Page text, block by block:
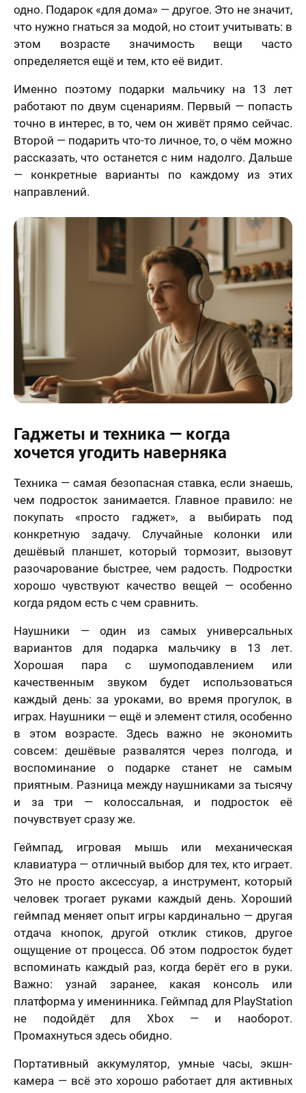
одно. Подарок «для дома» — другое. Это не значит,
что нужно гнаться за модой, но стоит учитывать: в
этом возрасте значимость вещи часто
определяется ещё и тем, кто её видит.
Именно поэтому подарки мальчику на 13 лет
работают по двум сценариям. Первый — попасть
точно в интерес, в то, чем он живёт прямо сейчас.
Второй — подарить что-то личное, то, о чём можно
рассказать, что останется с ним надолго. Дальше
— конкретные варианты по каждому из этих
направлений.
Гаджеты и техника — когда
хочется угодить наверняка
Техника — самая безопасная ставка, если знаешь,
чем подросток занимается. Главное правило: не
покупать «просто гаджет», а выбирать под
конкретную задачу. Случайные колонки или
дешёвый планшет, который тормозит, вызовут
разочарование быстрее, чем радость. Подростки
хорошо чувствуют качество вещей — особенно
когда рядом есть с чем сравнить.
Наушники — один из самых универсальных
вариантов для подарка мальчику в 13 лет.
Хорошая пара с шумоподавлением или
качественным звуком будет использоваться
каждый день: за уроками, во время прогулок, в
играх. Наушники — ещё и элемент стиля, особенно
в этом возрасте. Здесь важно не экономить
совсем: дешёвые развалятся через полгода, и
воспоминание о подарке станет не самым
приятным. Разница между наушниками за тысячу
и за три — колоссальная, и подросток её
почувствует сразу же.
Геймпад, игровая мышь или механическая
клавиатура — отличный выбор для тех, кто играет.
Это не просто аксессуар, а инструмент, который
человек трогает руками каждый день. Хороший
геймпад меняет опыт игры кардинально — другая
отдача кнопок, другой отклик стиков, другое
ощущение от процесса. Об этом подросток будет
вспоминать каждый раз, когда берёт его в руки.
Важно: узнай заранее, какая консоль или
платформа у именинника. Геймпад для PlayStation
не подойдёт для Xbox — и наоборот.
Промахнуться здесь обидно.
Портативный аккумулятор, умные часы, экшн-
камера — всё это хорошо работает для активных